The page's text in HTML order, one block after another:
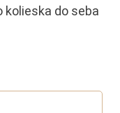
kolieska do seba